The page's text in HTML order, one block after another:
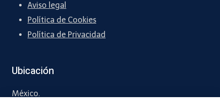
Aviso legal
Política de Cookies
Política de Privacidad
Ubicación
México.